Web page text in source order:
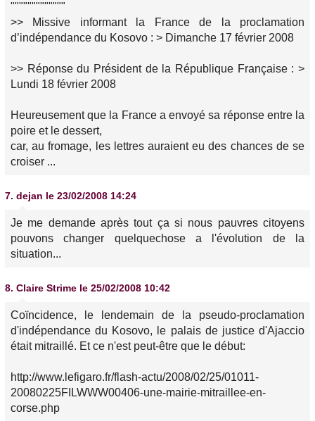
"""""""""""""
>> Missive informant la France de la proclamation
d’indépendance du Kosovo : > Dimanche 17 février 2008
>> Réponse du Président de la République Française : >
Lundi 18 février 2008
Heureusement que la France a envoyé sa réponse entre la
poire et le dessert,
car, au fromage, les lettres auraient eu des chances de se
croiser ...
7. dejan le 23/02/2008 14:24
Je me demande après tout ça si nous pauvres citoyens
pouvons changer quelquechose a l'évolution de la
situation...
8. Claire Strime le 25/02/2008 10:42
Coïncidence, le lendemain de la pseudo-proclamation
d'indépendance du Kosovo, le palais de justice d'Ajaccio
était mitraillé. Et ce n'est peut-être que le début:
http://www.lefigaro.fr/flash-actu/2008/02/25/01011-
20080225FILWWW00406-une-mairie-mitraillee-en-
corse.php